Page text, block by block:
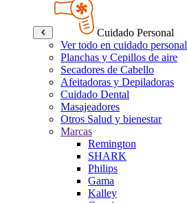
Cuidado Personal
Ver todo en cuidado personal
Planchas y Cepillos de aire
Secadores de Cabello
Afeitadoras y Depiladoras
Cuidado Dental
Masajeadores
Otros Salud y bienestar
Marcas
Remington
SHARK
Philips
Gama
Kalley